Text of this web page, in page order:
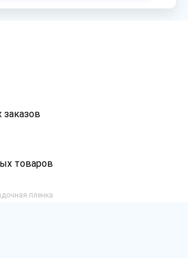
товаров
пленка